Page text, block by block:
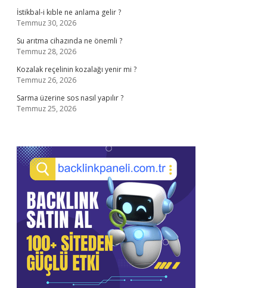
İstikbal-i kıble ne anlama gelir ?
Temmuz 30, 2026
Su arıtma cihazında ne önemli ?
Temmuz 28, 2026
Kozalak reçelinin kozalağı yenir mi ?
Temmuz 26, 2026
Sarma üzerine sos nasıl yapılır ?
Temmuz 25, 2026